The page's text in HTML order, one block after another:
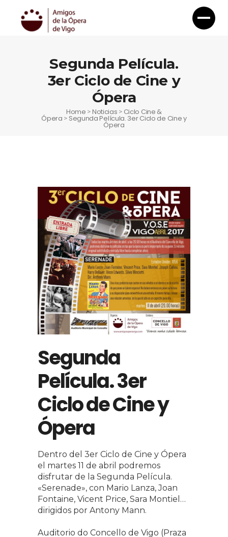
Segunda Película.
3er Ciclo de Cine y
Ópera
Home >Noticias > Ciclo Cine &
Ópera > Segunda Película. 3er Ciclo de Cine y
Ópera
Segunda
Película. 3er
Ciclo de Cine y
Ópera
Dentro del 3er Ciclo de Cine y Ópera
el martes 11 de abril podremos
disfrutar de la Segunda Película.
«Serenade», con Mario Lanza, Joan
Fontaine, Vicent Price, Sara Montiel…
dirigidos por Antony Mann.
Auditorio do Concello de Vigo (Praza